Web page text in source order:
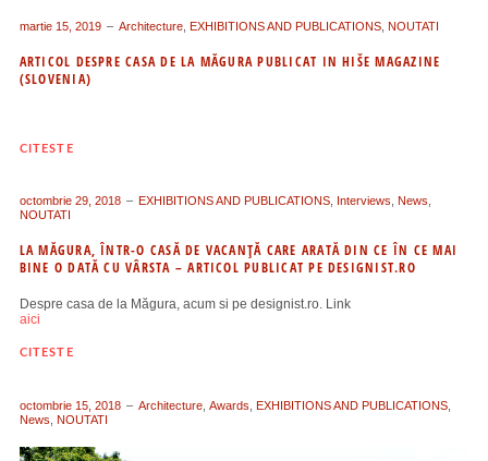
martie 15, 2019 Architecture, EXHIBITIONS AND PUBLICATIONS, NOUTATI
ARTICOL DESPRE CASA DE LA MĂGURA PUBLICAT IN HIŠE MAGAZINE
(SLOVENIA)
CITESTE
octombrie 29, 2018 EXHIBITIONS AND PUBLICATIONS, Interviews News
NOUTATI
LA MĂGURA, ÎNTR-O CASĂ DE VACANȚĂ CARE ARATĂ DIN CE ÎN CE MAI
BINE O DATĂ CU VÂRSTA – ARTICOL PUBLICAT PE DESIGNIST.RO
Despre casa de la Măgura, acum si pe designist.ro. Link
aici
CITESTE
octombrie 15, 2018 Architecture, Awards EXHIBITIONS AND PUBLICATIONS,
News
NOUTATI